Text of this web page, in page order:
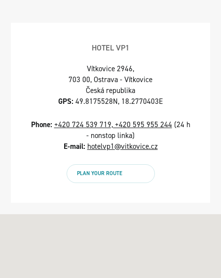
HOTEL VP1
Vítkovice 2946,
703 00, Ostrava - Vítkovice
Česká republika
GPS: 49.8175528N, 18.2770403E
Phone: +420 724 539 719, +420 595 955 244 (24 h
- nonstop linka)
E-mail: hotelvp1@vitkovice.cz
PLAN YOUR ROUTE